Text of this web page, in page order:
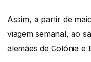
Assim, a partir de
viagem semanal, ao
alemães de Colónia e